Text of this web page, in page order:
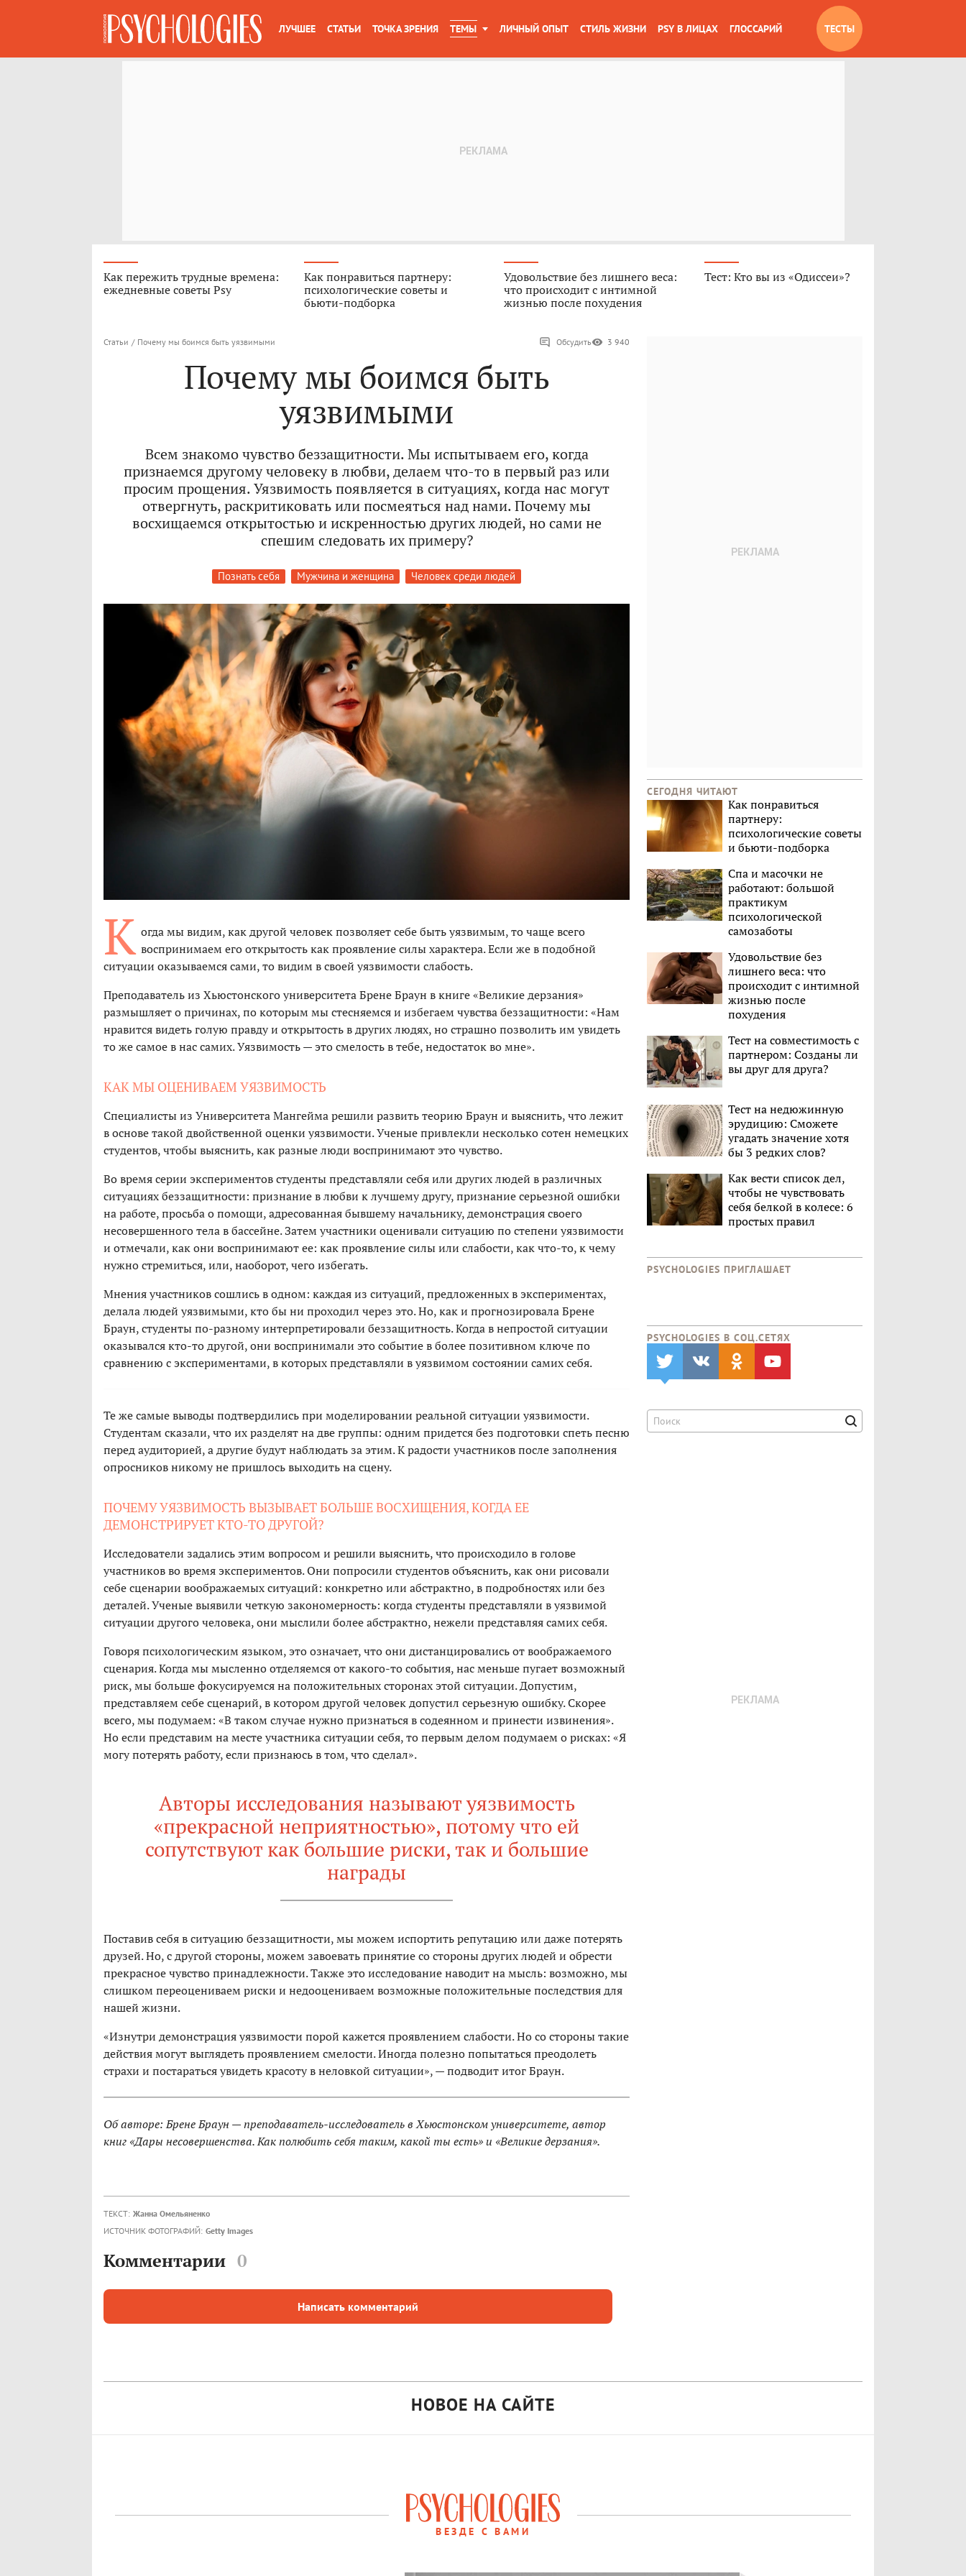
ЛУЧШЕЕ СТАТЬИ ТОЧКА ЗРЕНИЯ ТЕМЫ ЛИЧНЫЙ ОПЫТ СТИЛЬ ЖИЗНИ PSY В ЛИЦАХ ГЛОССАРИЙ ТЕСТЫ
Как пережить трудные времена:
ежедневные советы Psy
Как понравиться партнеру:
психологические советы и
бьюти-подборка
Удовольствие без лишнего веса:
что происходит с интимной
жизнью после похудения
Тест: Кто вы из «Одиссеи»?
Статьи / Почему мы боимся быть уязвимыми Обсудить 3 940
Почему мы боимся быть
уязвимыми
Всем знакомо чувство беззащитности. Мы испытываем его, когда
признаемся другому человеку в любви, делаем что-то в первый раз или
просим прощения. Уязвимость появляется в ситуациях, когда нас могут
отвергнуть, раскритиковать или посмеяться над нами. Почему мы
восхищаемся открытостью и искренностью других людей, но сами не
спешим следовать их примеру?
Познать себя Мужчина и женщина Человек среди людей
К огда мы видим, как другой человек позволяет себе быть уязвимым, то чаще всего
воспринимаем его открытость как проявление силы характера. Если же в подобной
ситуации оказываемся сами, то видим в своей уязвимости слабость.
Преподаватель из Хьюстонского университета Брене Браун в книге «Великие дерзания»
размышляет о причинах, по которым мы стесняемся и избегаем чувства беззащитности: «Нам
нравится видеть голую правду и открытость в других людях, но страшно позволить им увидеть
то же самое в нас самих. Уязвимость — это смелость в тебе, недостаток во мне».
КАК МЫ ОЦЕНИВАЕМ УЯЗВИМОСТЬ
Специалисты из Университета Мангейма решили развить теорию Браун и выяснить, что лежит
в основе такой двойственной оценки уязвимости. Ученые привлекли несколько сотен немецких
студентов, чтобы выяснить, как разные люди воспринимают это чувство.
Во время серии экспериментов студенты представляли себя или других людей в различных
ситуациях беззащитности: признание в любви к лучшему другу, признание серьезной ошибки
на работе, просьба о помощи, адресованная бывшему начальнику, демонстрация своего
несовершенного тела в бассейне. Затем участники оценивали ситуацию по степени уязвимости
и отмечали, как они воспринимают ее: как проявление силы или слабости, как что-то, к чему
нужно стремиться, или, наоборот, чего избегать.
Мнения участников сошлись в одном: каждая из ситуаций, предложенных в экспериментах,
делала людей уязвимыми, кто бы ни проходил через это. Но, как и прогнозировала Брене
Браун, студенты по-разному интерпретировали беззащитность. Когда в непростой ситуации
оказывался кто-то другой, они воспринимали это событие в более позитивном ключе по
сравнению с экспериментами, в которых представляли в уязвимом состоянии самих себя.
Те же самые выводы подтвердились при моделировании реальной ситуации уязвимости.
Студентам сказали, что их разделят на две группы: одним придется без подготовки спеть песню
перед аудиторией, а другие будут наблюдать за этим. К радости участников после заполнения
опросников никому не пришлось выходить на сцену.
ПОЧЕМУ УЯЗВИМОСТЬ ВЫЗЫВАЕТ БОЛЬШЕ ВОСХИЩЕНИЯ, КОГДА ЕЕ
ДЕМОНСТРИРУЕТ КТО-ТО ДРУГОЙ?
Исследователи задались этим вопросом и решили выяснить, что происходило в голове
участников во время экспериментов. Они попросили студентов объяснить, как они рисовали
себе сценарии воображаемых ситуаций: конкретно или абстрактно, в подробностях или без
деталей. Ученые выявили четкую закономерность: когда студенты представляли в уязвимой
ситуации другого человека, они мыслили более абстрактно, нежели представляя самих себя.
Говоря психологическим языком, это означает, что они дистанцировались от воображаемого
сценария. Когда мы мысленно отделяемся от какого-то события, нас меньше пугает возможный
риск, мы больше фокусируемся на положительных сторонах этой ситуации. Допустим,
представляем себе сценарий, в котором другой человек допустил серьезную ошибку. Скорее
всего, мы подумаем: «В таком случае нужно признаться в содеянном и принести извинения».
Но если представим на месте участника ситуации себя, то первым делом подумаем о рисках: «Я
могу потерять работу, если признаюсь в том, что сделал».
Авторы исследования называют уязвимость
«прекрасной неприятностью», потому что ей
сопутствуют как большие риски, так и большие
награды
Поставив себя в ситуацию беззащитности, мы можем испортить репутацию или даже потерять
друзей. Но, с другой стороны, можем завоевать принятие со стороны других людей и обрести
прекрасное чувство принадлежности. Также это исследование наводит на мысль: возможно, мы
слишком переоцениваем риски и недооцениваем возможные положительные последствия для
нашей жизни.
«Изнутри демонстрация уязвимости порой кажется проявлением слабости. Но со стороны такие
действия могут выглядеть проявлением смелости. Иногда полезно попытаться преодолеть
страхи и постараться увидеть красоту в неловкой ситуации», — подводит итог Браун.
Об авторе: Брене Браун — преподаватель-исследователь в Хьюстонском университете, автор
книг «Дары несовершенства. Как полюбить себя таким, какой ты есть» и «Великие дерзания».
ТЕКСТ: Жанна Омельяненко
ИСТОЧНИК ФОТОГРАФИЙ: Getty Images
Комментарии 0
Написать комментарий
СЕГОДНЯ ЧИТАЮТ
Как понравиться
партнеру:
психологические советы
и бьюти-подборка
Спа и масочки не
работают: большой
практикум
психологической
самозаботы
Удовольствие без
лишнего веса: что
происходит с интимной
жизнью после
похудения
Тест на совместимость с
партнером: Созданы ли
вы друг для друга?
Тест на недюжинную
эрудицию: Сможете
угадать значение хотя
бы 3 редких слов?
Как вести список дел,
чтобы не чувствовать
себя белкой в колесе: 6
простых правил
PSYCHOLOGIES ПРИГЛАШАЕТ
PSYCHOLOGIES В CОЦ.СЕТЯХ
НОВОЕ НА САЙТЕ
ВЕЗДЕ С ВАМИ